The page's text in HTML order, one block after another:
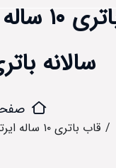
قاب
سالانه
قاب باتری ۱۰ ساله ایرتگ، مشکل تعویض سالانه باتری ر ...